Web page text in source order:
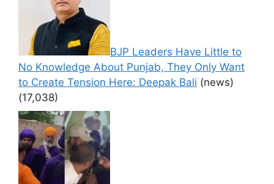
BJP Leaders Have Little to
No Knowledge About Punjab, They Only Want
to Create Tension Here: Deepak Bali (news)
(17,038)